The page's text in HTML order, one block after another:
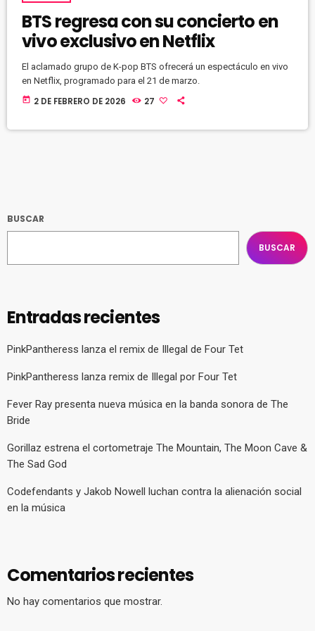
BTS regresa con su concierto en
vivo exclusivo en Netflix
El aclamado grupo de K-pop BTS ofrecerá un espectáculo en vivo
en Netflix, programado para el 21 de marzo.
today 2 DE FEBRERO DE 2026 27
BUSCAR
BUSCAR
Entradas recientes
PinkPantheress lanza el remix de Illegal de Four Tet
PinkPantheress lanza remix de Illegal por Four Tet
Fever Ray presenta nueva música en la banda sonora de The
Bride
Gorillaz estrena el cortometraje The Mountain, The Moon Cave &
The Sad God
Codefendants y Jakob Nowell luchan contra la alienación social
en la música
Comentarios recientes
No hay comentarios que mostrar.